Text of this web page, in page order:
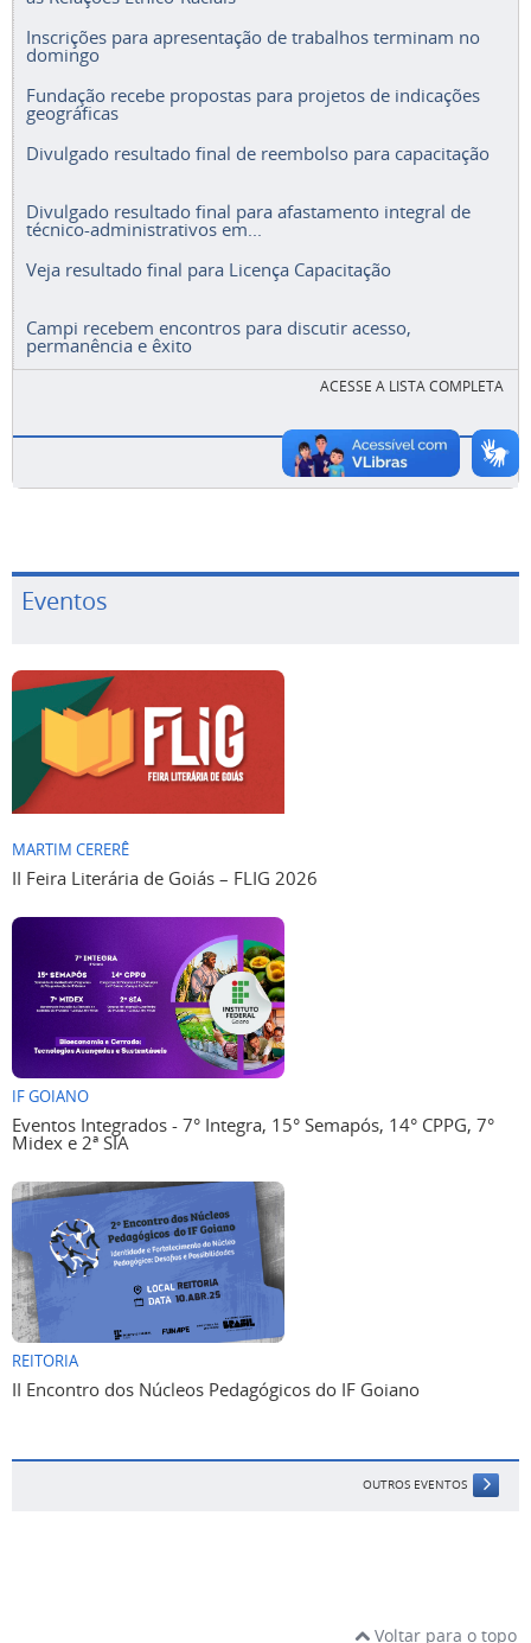
Inscrições para apresentação de trabalhos terminam no
domingo
Fundação recebe propostas para projetos de indicações
geográficas
Divulgado resultado final de reembolso para capacitação
Divulgado resultado final para afastamento integral de
técnico-administrativos em...
Veja resultado final para Licença Capacitação
Campi recebem encontros para discutir acesso,
permanência e êxito
ACESSE A LISTA COMPLETA
Eventos
MARTIM CERERÊ
II Feira Literária de Goiás – FLIG 2026
IF GOIANO
Eventos Integrados - 7° Integra, 15° Semapós, 14° CPPG, 7°
Midex e 2ª SIA
REITORIA
II Encontro dos Núcleos Pedagógicos do IF Goiano
OUTROS EVENTOS
Voltar para o topo